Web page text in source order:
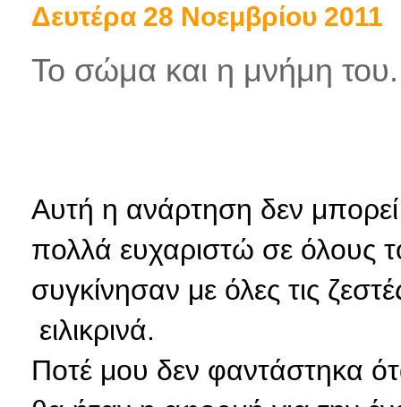
Δευτέρα 28 Νοεμβρίου 2011
Το σώμα και η μνήμη
Αυτή η ανάρτηση δεν
πολλά ευχαριστώ σε όλους
συγκίνησαν με όλες τις
ειλικρινά.
Ποτέ μου δεν φαντάστηκα